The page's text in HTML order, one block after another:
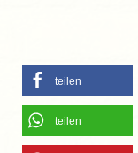
teilen
teilen